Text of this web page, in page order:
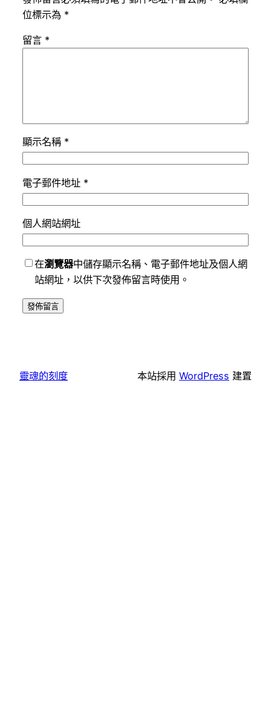
位標示為 *
留言 *
顯示名稱 *
電子郵件地址 *
個人網站網址
在瀏覽器中儲存顯示名稱、電子郵件地址及個人網
站網址，以供下次發佈留言時使用。
靈魂的刻度 本站採用 WordPress 建置